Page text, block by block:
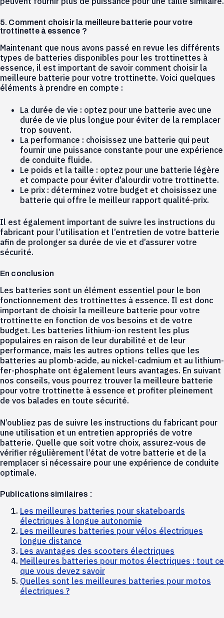
5. Comment choisir la meilleure batterie pour votre
trottinette à essence ?
Maintenant que nous avons passé en revue les différents
types de batteries disponibles pour les trottinettes à
essence, il est important de savoir comment choisir la
meilleure batterie pour votre trottinette. Voici quelques
éléments à prendre en compte :
La durée de vie : optez pour une batterie avec une
durée de vie plus longue pour éviter de la remplacer
trop souvent.
La performance : choisissez une batterie qui peut
fournir une puissance constante pour une expérience
de conduite fluide.
Le poids et la taille : optez pour une batterie légère
et compacte pour éviter d’alourdir votre trottinette.
Le prix : déterminez votre budget et choisissez une
batterie qui offre le meilleur rapport qualité-prix.
Il est également important de suivre les instructions du
fabricant pour l’utilisation et l’entretien de votre batterie
afin de prolonger sa durée de vie et d’assurer votre
sécurité.
En conclusion
Les batteries sont un élément essentiel pour le bon
fonctionnement des trottinettes à essence. Il est donc
important de choisir la meilleure batterie pour votre
trottinette en fonction de vos besoins et de votre
budget. Les batteries lithium-ion restent les plus
populaires en raison de leur durabilité et de leur
performance, mais les autres options telles que les
batteries au plomb-acide, au nickel-cadmium et au lithium-
fer-phosphate ont également leurs avantages. En suivant
nos conseils, vous pourrez trouver la meilleure batterie
pour votre trottinette à essence et profiter pleinement
de vos balades en toute sécurité.
N’oubliez pas de suivre les instructions du fabricant pour
une utilisation et un entretien appropriés de votre
batterie. Quelle que soit votre choix, assurez-vous de
vérifier régulièrement l’état de votre batterie et de la
remplacer si nécessaire pour une expérience de conduite
optimale.
Publications similaires :
Les meilleures batteries pour skateboards
électriques à longue autonomie
Les meilleures batteries pour vélos électriques
longue distance
Les avantages des scooters électriques
Meilleures batteries pour motos électriques : tout ce
que vous devez savoir
Quelles sont les meilleures batteries pour motos
électriques ?